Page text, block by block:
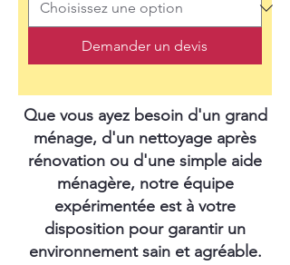
Demander un devis
Que vous ayez besoin d'un grand
ménage, d'un nettoyage après
rénovation ou d'une simple aide
ménagère, notre équipe
expérimentée est à votre
disposition pour garantir un
environnement sain et agréable.